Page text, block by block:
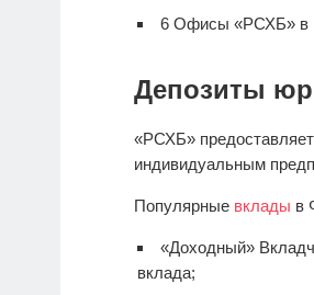
6 Офисы «РСХБ» в
Депозиты
«РСХБ»
индивидуальным
Популярные вклады в
«Доходный»
вклада;